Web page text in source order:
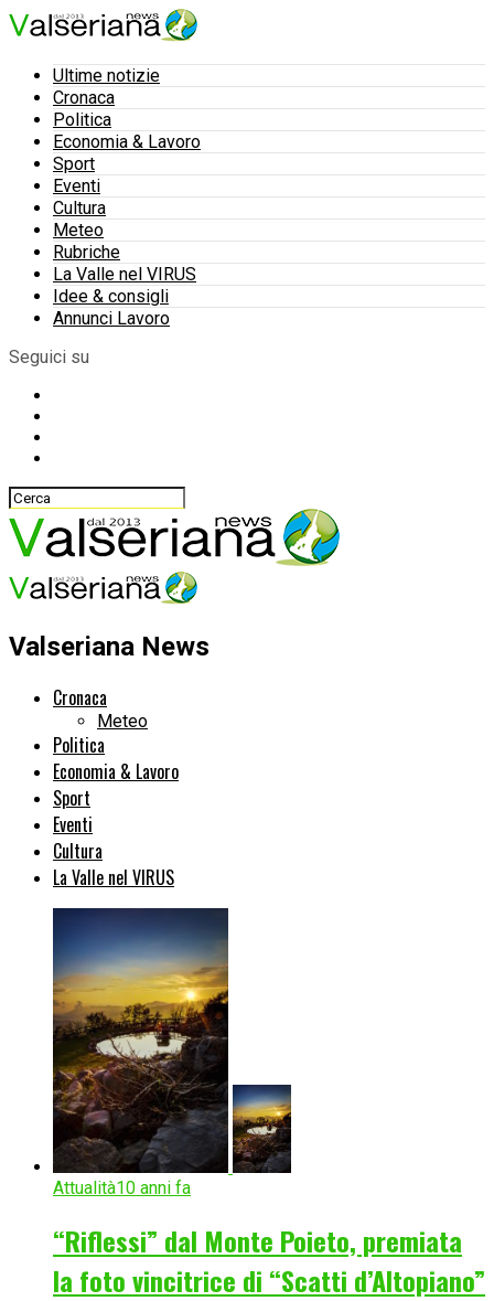
Ultime notizie
Cronaca
Politica
Economia & Lavoro
Sport
Eventi
Cultura
Meteo
Rubriche
La Valle nel VIRUS
Idee & consigli
Annunci Lavoro
Seguici su
Valseriana News
Cronaca
Meteo
Politica
Economia & Lavoro
Sport
Eventi
Cultura
La Valle nel VIRUS
Attualità10 anni fa
“Riflessi” dal Monte Poieto, premiata
la foto vincitrice di “Scatti d’Altopiano”